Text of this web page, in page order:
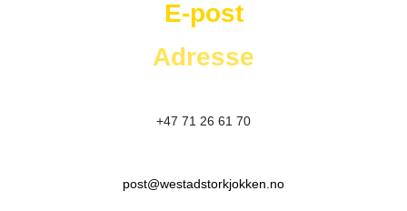
E-post
Adresse
+47 71 26 61 70
post@westadstorkjokken.no